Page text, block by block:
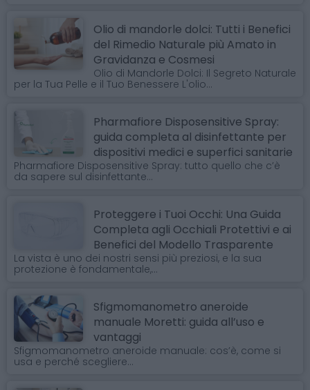
Olio di mandorle dolci: Tutti i Benefici
del Rimedio Naturale più Amato in
Gravidanza e Cosmesi
Olio di Mandorle Dolci: Il Segreto Naturale
per la Tua Pelle e il Tuo Benessere L'olio...
Pharmafiore Disposensitive Spray:
guida completa al disinfettante per
dispositivi medici e superfici sanitarie
Pharmafiore Disposensitive Spray: tutto quello che c’è
da sapere sul disinfettante...
Proteggere i Tuoi Occhi: Una Guida
Completa agli Occhiali Protettivi e ai
Benefici del Modello Trasparente
La vista è uno dei nostri sensi più preziosi, e la sua
protezione è fondamentale,...
Sfigmomanometro aneroide
manuale Moretti: guida all’uso e
vantaggi
Sfigmomanometro aneroide manuale: cos’è, come si
usa e perché scegliere...